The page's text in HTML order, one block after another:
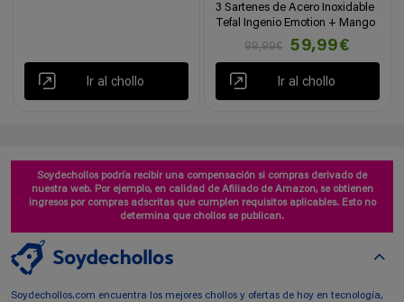
Ir al chollo
3 Sartenes de Acero Inoxidable
Tefal Ingenio Emotion + Mango
99,99€
59,99€
Ir al chollo
Soydechollos podría recibir una compensación si compras derivado de
nuestra web. Por ejemplo, en calidad de Afiliado de Amazon, se obtienen
ingresos por compras adscritas que cumplen requisitos aplicables. Esto no
determina que chollos se publican.
Soydechollos.com encuentra los mejores chollos y ofertas de hoy en tecnología,